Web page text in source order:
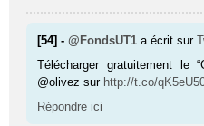
[54] -@FondsUT1 a écrit sur
Télécharger gratuitement le
@olivez sur http://t.co/
Répondre ici